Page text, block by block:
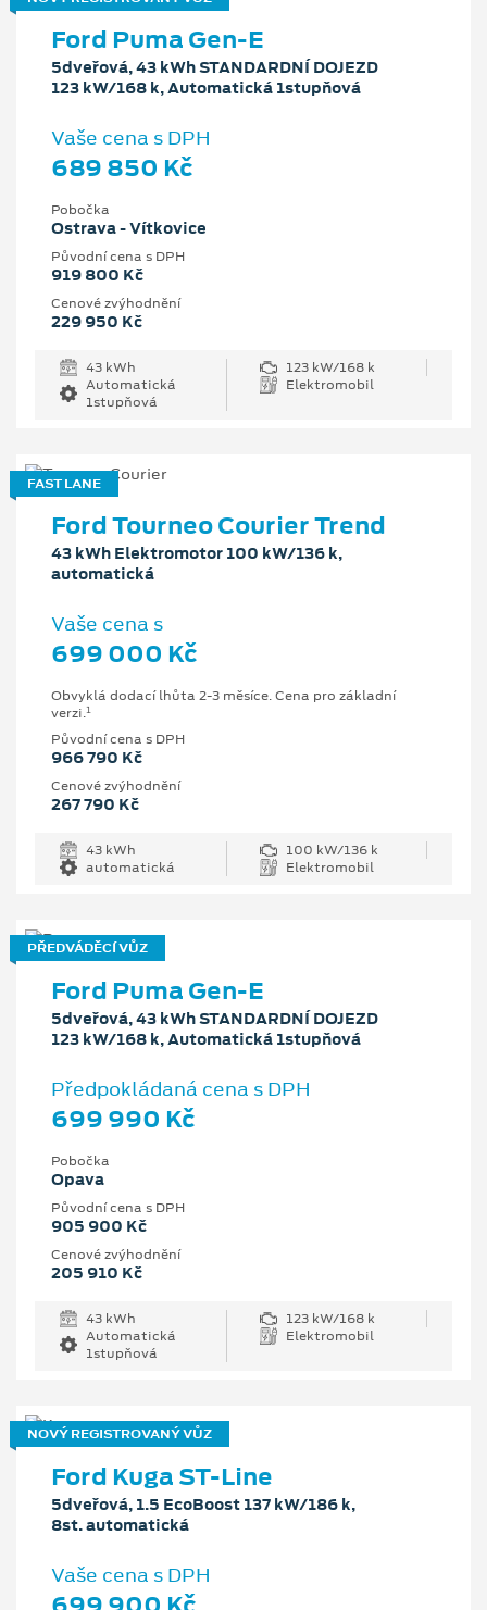
Ford Puma Gen-E
5dveřová, 43 kWh STANDARDNÍ DOJEZD
123 kW/168 k, Automatická 1stupňová
Vaše cena s DPH
689 850 Kč
Pobočka
Ostrava - Vítkovice
Původní cena s DPH
919 800 Kč
Cenové zvýhodnění
229 950 Kč
43 kWh
123 kW/168 k
Automatická
1stupňová
Elektromobil
FAST LANE
Ford Tourneo Courier Trend
43 kWh Elektromotor 100 kW/136 k,
automatická
Vaše cena s
699 000 Kč
Obvyklá dodací lhůta 2-3 měsíce. Cena pro základní
verzi.1
Původní cena s DPH
966 790 Kč
Cenové zvýhodnění
267 790 Kč
43 kWh
100 kW/136 k
automatická
Elektromobil
PŘEDVÁDĚCÍ VŮZ
Ford Puma Gen-E
5dveřová, 43 kWh STANDARDNÍ DOJEZD
123 kW/168 k, Automatická 1stupňová
Předpokládaná cena s DPH
699 990 Kč
Pobočka
Opava
Původní cena s DPH
905 900 Kč
Cenové zvýhodnění
205 910 Kč
43 kWh
123 kW/168 k
Automatická
1stupňová
Elektromobil
NOVÝ REGISTROVANÝ VŮZ
Ford Kuga ST-Line
5dveřová, 1.5 EcoBoost 137 kW/186 k,
8st. automatická
Vaše cena s DPH